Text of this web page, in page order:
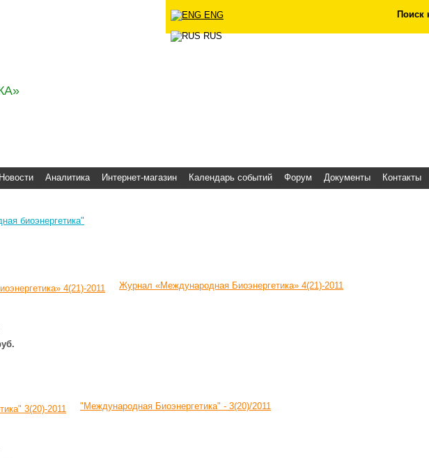
ENG
RUS
Поиск
Новости Аналитика Интернет-магазин Календарь событий Форум Документы Контакты
биоэнергетика"
Журнал «Международная Биоэнергетика» 4(21)-2011
"Международная Биоэнергетика" - 3(20)/2011